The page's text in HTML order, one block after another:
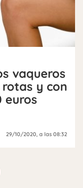
vaqueros
y con
euros
29/10/2020 , a las 08:32